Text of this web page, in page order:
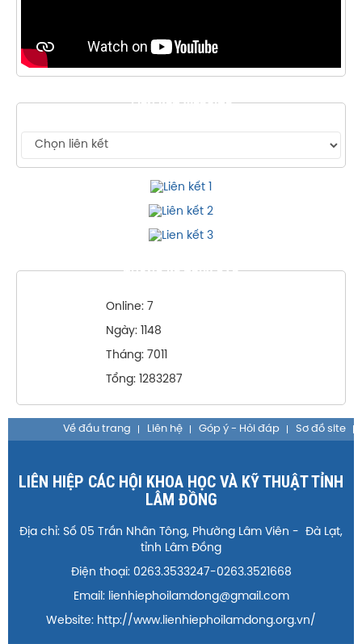
LIÊN KẾT WEBSITE
THỐNG KÊ TRUY CẬP
Online: 7
Ngày: 1148
Tháng: 7011
Tổng: 1283287
Về đầu trang Liên hệ Góp ý - Hỏi đáp Sơ đồ site
LIÊN HIỆP CÁC HỘI KHOA HỌC VÀ KỸ THUẬT TỈNH
LÂM ĐỒNG
Địa chỉ: Số 05 Trần Nhân Tông, Phường Lâm Viên - Đà Lạt,
tỉnh Lâm Đồng
Điện thoại: 0263.3533247-0263.3521668
Email: lienhiephoilamdong@gmail.com
Website: http://www.lienhiephoilamdong.org.vn/